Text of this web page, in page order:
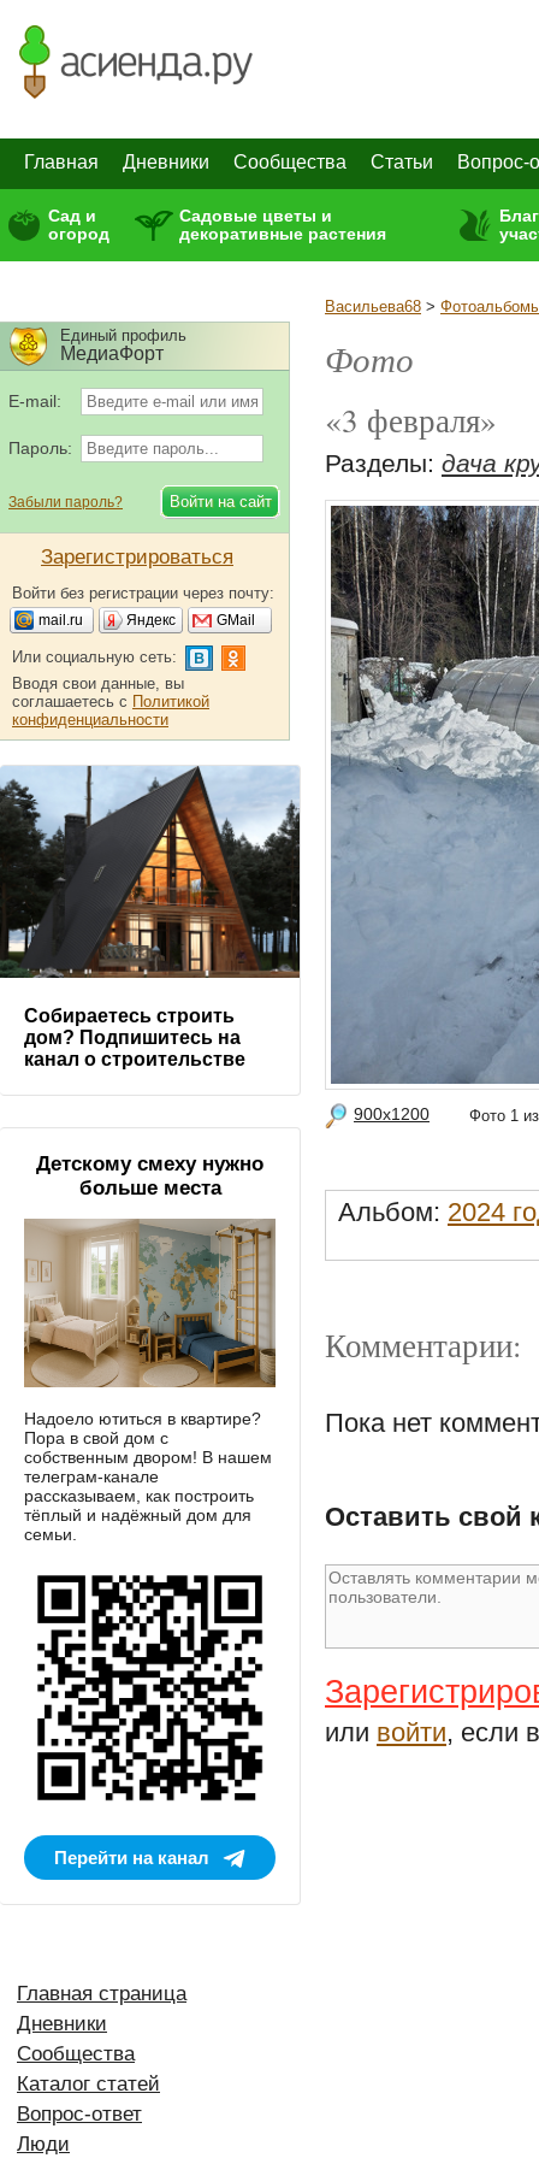
Главная Дневники Сообщества Статьи Вопрос-
Сад и
огород
Садовые цветы и
декоративные растения
Васильева68 >
Фото
«3 февраля»
Разделы: дача
900x1200 Фото 1
Альбом: 2024
Комментарии:
Пока нет
Оставить свой
или войти, если
Единый профиль
МедиаФорт
E-mail:
Пароль:
Забыли пароль?
Зарегистрироваться
Войти без регистрации через почту:
mail.ru Яндекс GMail
Или социальную сеть:
Вводя свои данные, вы
соглашаетесь с Политикой
конфиденциальности
Собираетесь строить
дом? Подпишитесь на
канал о строительстве
Детскому смеху нужно
больше места
Надоело ютиться в квартире?
Пора в свой дом с
собственным двором! В нашем
телеграм-канале
рассказываем, как построить
тёплый и надёжный дом для
семьи.
Перейти на канал
Главная страница
Дневники
Сообщества
Каталог статей
Вопрос-ответ
Люди